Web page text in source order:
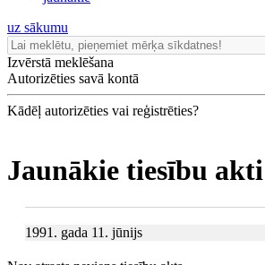
uz sākumu
Izvērstā meklēšana
Autorizēties savā kontā
Kādēļ autorizēties vai reģistrēties?
Jaunākie tiesību akti
1991. gada 11. jūnijs